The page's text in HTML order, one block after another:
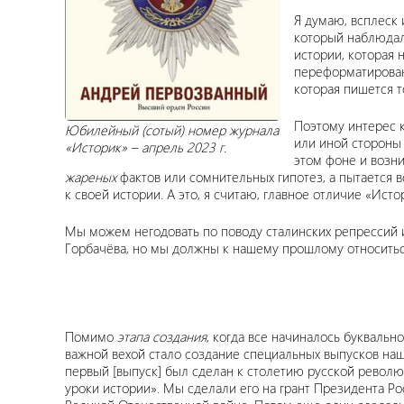
Юбилейный (сотый) номер журнала
«Историк» – апрель 2023 г.
Я думаю, всплеск
который
истории, которая
которая пишется
Поэтому интерес
или иной
этом фоне и
жареныхфактов или сомнительных гипотез, а пытается
к своей истории. А это, я считаю, главное отличие
Мы можем негодовать по поводу сталинских
Горбачёва, но мы должны к нашему прошлому
Помимо этапа создания, когда все начиналось
важной вехой стало создание специальных выпусков
первый [выпуск] был сделан к столетию русской
уроки истории». Мы сделали его на грант Президента